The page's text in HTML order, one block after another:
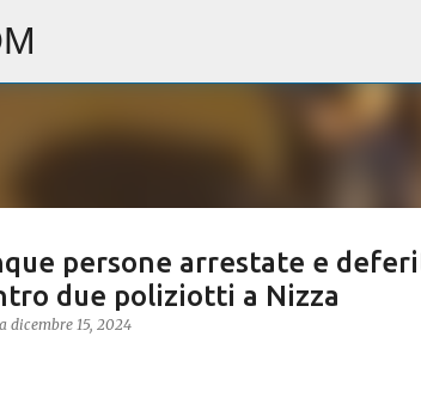
persone arrestate e
due poliziotti a Nizza
dicembre 15, 2024